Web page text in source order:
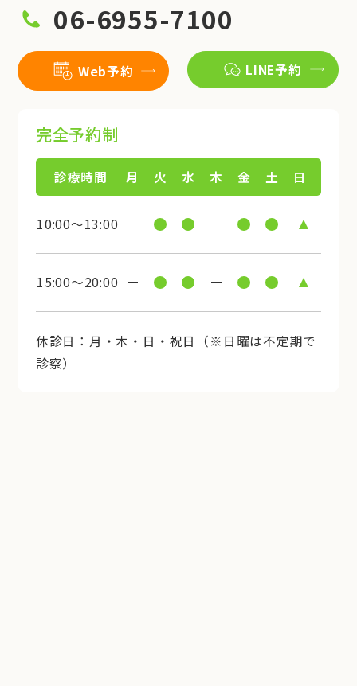
06-6955-7100
Web予約 LINE予約
完全予約制
診療時間 月 火 水 木 金 土 日
10:00～13:00
15:00～20:00
休診日：月・木・日・祝日（※日曜は不定期で
診察）